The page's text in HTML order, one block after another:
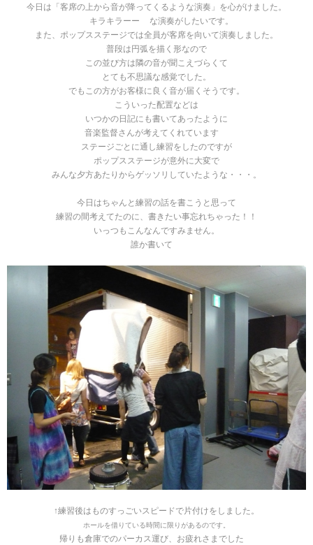
今日は「客席の上から音が降ってくるような演奏」を心がけました。
キラキラーー
な演奏がしたいです。
また、ポップスステージでは全員が客席を向いて演奏しました。
普段は円弧を描く形なので
この並び方は隣の音が聞こえづらくて
とても不思議な感覚でした。
でもこの方がお客様に良く音が届くそうです。
こういった配置などは
いつかの日記にも書いてあったように
音楽監督さんが考えてくれています
ステージごとに通し練習をしたのですが
ポップスステージが意外に大変で
みんな夕方あたりからゲッソリしていたような・・・。
今日はちゃんと練習の話を書こうと思って
練習の間考えてたのに、書きたい事忘れちゃった！！
いっつもこんなんですみません。
誰か書いて
↑練習後はものすっごいスピードで片付けをしました。
ホールを借りている時間に限りがあるのです。
帰りも倉庫でのパーカス運び、お疲れさまでした